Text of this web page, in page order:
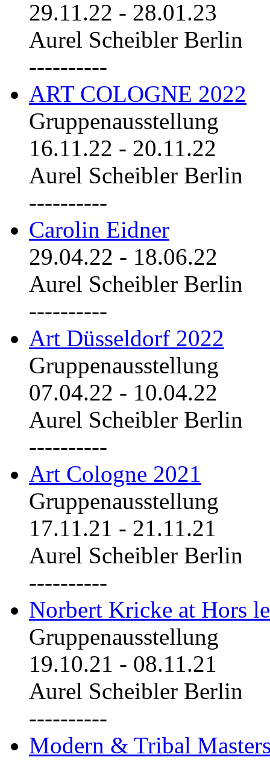
29.11.22 - 28.01.23
Aurel Scheibler Berlin
----------
ART COLOGNE 2022
Gruppenausstellung
16.11.22 - 20.11.22
Aurel Scheibler Berlin
----------
Carolin Eidner
29.04.22 - 18.06.22
Aurel Scheibler Berlin
----------
Art Düsseldorf 2022
Gruppenausstellung
07.04.22 - 10.04.22
Aurel Scheibler Berlin
----------
Art Cologne 2021
Gruppenausstellung
17.11.21 - 21.11.21
Aurel Scheibler Berlin
----------
Norbert Kricke at Hors
Gruppenausstellung
19.10.21 - 08.11.21
Aurel Scheibler Berlin
----------
Modern & Tribal